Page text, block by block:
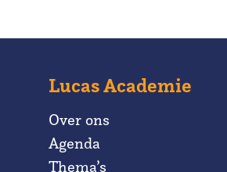
Lucas Academie
Over ons
Agenda
Thema’s